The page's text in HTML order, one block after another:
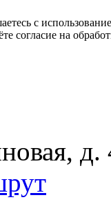
с
согласие на
д.